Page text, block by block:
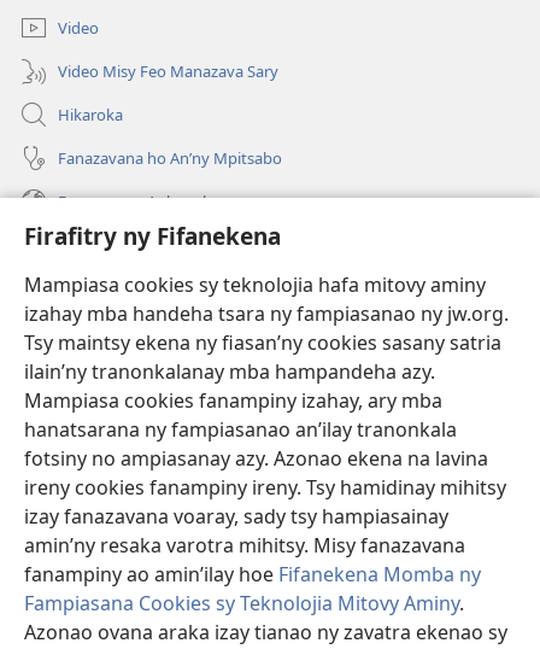
Firafitry ny Fifanekena
Mampiasa cookies sy teknolojia hafa mitovy aminy
izahay mba handeha tsara ny fampiasanao ny jw.org.
Tsy maintsy ekena ny fiasan’ny cookies sasany satria
ilain’ny tranonkalanay mba hampandeha azy.
Mampiasa cookies fanampiny izahay, ary mba
hanatsarana ny fampiasanao an’ilay tranonkala
fotsiny no ampiasanay azy. Azonao ekena na lavina
ireny cookies fanampiny ireny. Tsy hamidinay mihitsy
izay fanazavana voaray, sady tsy hampiasainay
amin’ny resaka varotra mihitsy. Misy fanazavana
fanampiny ao amin’ilay hoe Fifanekena Momba ny
Fampiasana Cookies sy Teknolojia Mitovy Aminy.
Azonao ovana araka izay tianao ny zavatra ekenao sy
Video
Video Misy Feo Manazava Sary
Hikaroka
Fanazavana ho An’ny Mpitsabo
Fanazavana Ankapobeny
Fanampiana
Fanomezana
(manokatra
rohy)
FITEHIRIZAM-BOKIN’NY Vavolombelon’i Jehovah
(manokatra
rohy)
JW Hub
(manokatra
rohy)
JW Library
Watchtower Library ®